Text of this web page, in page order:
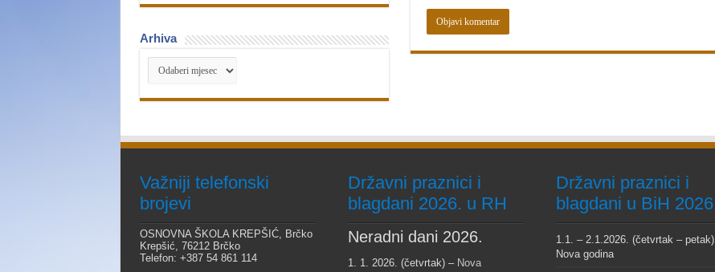
Arhiva
Arhiva
Važniji telefonski
brojevi
OSNOVNA ŠKOLA KREPŠIĆ, Brčko
Krepšić, 76212 Brčko
Telefon: +387 54 861 114
Državni praznici i
blagdani 2026. u RH
Neradni dani 2026.
1. 1. 2026. (četvrtak) – Nova
Državni praznici i
blagdani u BiH 2026
1.1. – 2.1.2026. (četvrtak – petak),
Nova godina